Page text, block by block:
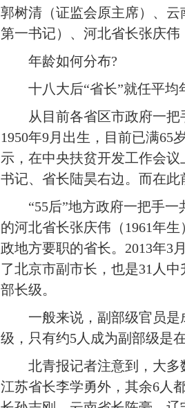
郭树清（证监会原主席）、
第一书记）、河北省长张庆伟
年龄如何分布?
十八大后“省长”就任平均
从目前各省区市政府一把手
1950年9月出生，目前已满65
示，在中央扶贫开发工作会
书记、省长陆昊右边。而在此
“55后”地方政府一把手一共
的河北省长张庆伟（1961年
政地方要职的省长。2013年3
了北京市副市长，也是31人
部长级。
一般来说，副部级官员是成
级，只有约5人成为副部级是在
北青报记者注意到，大多数
江苏省长李学勇外，其余6人